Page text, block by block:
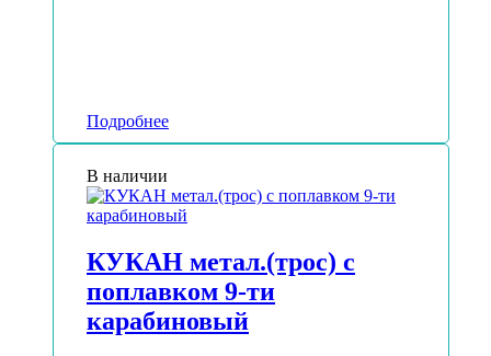
Подробнее
В наличии
КУКАН метал.(трос) с
поплавком 9-ти
карабиновый